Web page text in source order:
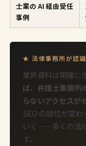
士業の AI 経由受任
事例
★ 法律事務所が認
業界資料は明確に
ば、弁護士事務所
らないアクセスが
SEO の順位が変
いく——多くの法
す。